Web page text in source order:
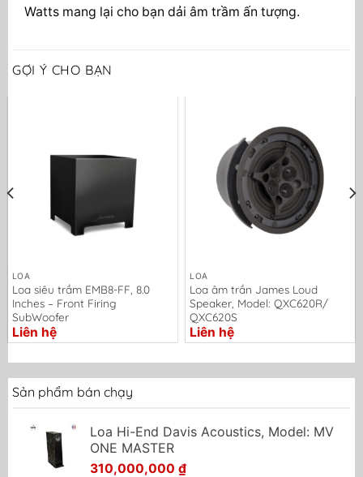
Watts mang lại cho bạn dải âm trầm ấn tượng.
GỢI Ý CHO BẠN
LOA
Loa siêu trầm EMB8-FF, 8.0
Inches – Front Firing
SubWoofer
Liên hệ
LOA
Loa âm trần James Loud
Speaker, Model: QXC620R/
QXC620S
Liên hệ
Sản phẩm bán chạy
Loa Hi-End Davis Acoustics, Model: MV
ONE MASTER
310,000,000 ₫